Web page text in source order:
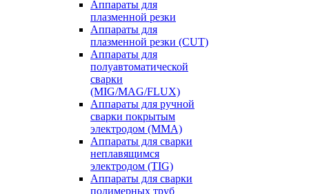
Аппараты для
плазменной резки
Аппараты для
плазменной резки (CUT)
Аппараты для
полуавтоматической
сварки
(MIG/MAG/FLUX)
Аппараты для ручной
сварки покрытым
электродом (MMA)
Аппараты для сварки
неплавящимся
электродом (TIG)
Аппараты для сварки
полимерных труб